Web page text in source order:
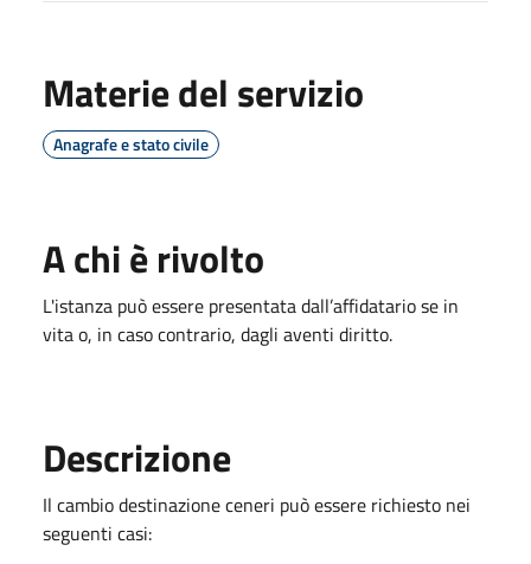
Materie del servizio
Anagrafe e stato civile
A chi è rivolto
L'istanza può essere presentata dall’affidatario se in
vita o, in caso contrario, dagli aventi diritto.
Descrizione
Il cambio destinazione ceneri può essere richiesto nei
seguenti casi: